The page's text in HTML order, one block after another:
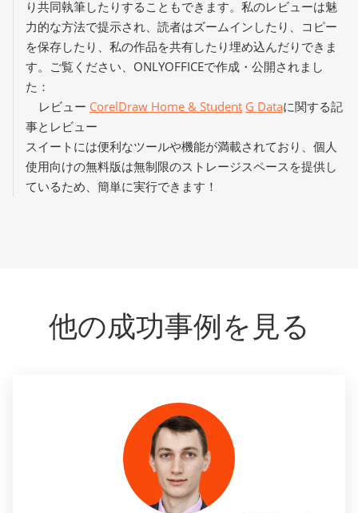
り共同執筆したりすることもできます。私のレビューは魅
力的な方法で提示され、読者はズームインしたり、コピー
を保存したり、私の作品を共有したり埋め込んだりできま
す。ご覧ください、ONLYOFFICEで作成・公開されまし
た：
レビュー CorelDraw Home & Student G Dataに関する記
事とレビュー
スイートには便利なツールや機能が満載されており、個人
使用向けの無料版は無制限のストレージスペースを提供し
ているため、簡単に実行できます！
他の成功事例を見る